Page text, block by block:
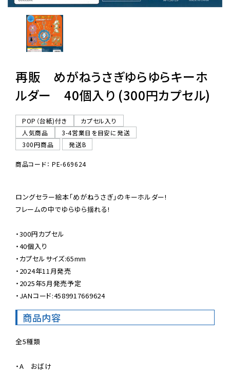
よくあるご質問
06-6282-7659
再販 めがねうさぎゆらゆらキーホ
ルダー 40個入り (300円カプセル)
POP（台紙)付き
カプセル入り
人気商品
3-4営業日を目安に発送
300円商品
発送B
商品コード： PE-669624
ロングセラー絵本「めがねうさぎ」のキーホルダー!
フレームの中でゆらゆら揺れる!
・300円カプセル
・40個入り
・カプセルサイズ:65mm
・2024年11月発売
・2025年5月発売予定
・JANコード:4589917669624
商品内容
全5種類
・A　おばけ